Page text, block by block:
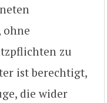
ohne
zu
ist berechtigt,
die wider